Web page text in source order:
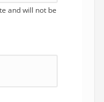
and will not be